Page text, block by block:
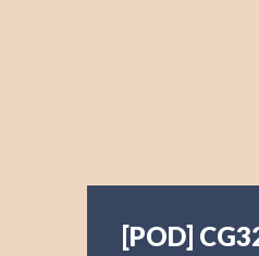
[POD]